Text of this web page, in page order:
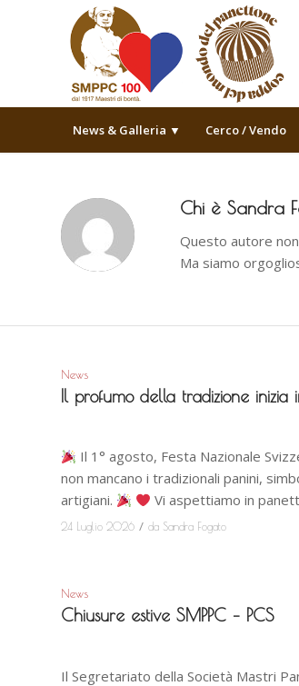
News & Galleria ▼ Cerco / Vendo
Chi è Sandra
Questo autore
Ma siamo
News
Il profumo della tradizione inizia
Il 1° agosto, Festa Nazionale
non mancano i tradizionali panini,
artigiani.
Vi aspettiamo in
24 Luglio 2026 / da Sandra Fogato
News
Chiusure estive SMPPC – PCS
Il Segretariato della Società Mastri